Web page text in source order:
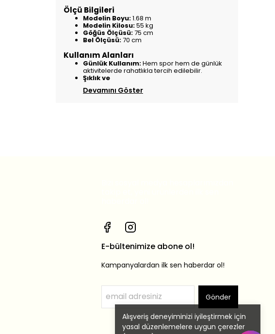
Alışveriş deneyiminizi iyileştirmek için
yasal düzenlemelere uygun çerezler
Ölçü Bilgileri
Modelin Boyu:1.68 m
Modelin Kilosu:55 kg
Göğüs Ölçüsü:75 cm
Bel Ölçüsü:70 cm
Kullanım Alanları
Günlük Kullanım:Hem spor hem de günlük
aktivitelerde rahatlıkla tercih edilebilir.
Şıklık ve
Devamını Göster
E-bültenimize abone ol!
Kampanyalardan ilk sen haberdar ol!
Gönder